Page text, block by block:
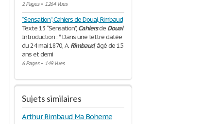
2 Pages• 1264 Vues
“Sensation”, Cahiers de Douai, Rimbaud
Texte 13 “Sensation”, Cahiersde Douai
Introduction : * Dans une lettre datée
du 24 mai 1870, A. Rimbaud, âgé de 15
ans et demi
6 Pages• 149 Vues
Sujets similaires
Arthur Rimbaud Ma Boheme